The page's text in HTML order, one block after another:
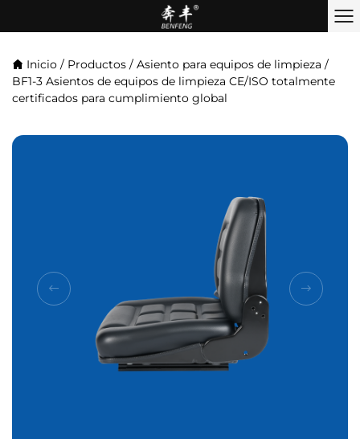
Inicio / Productos / Asiento para equipos de limpieza /
BF1-3 Asientos de equipos de limpieza CE/ISO totalmente
certificados para cumplimiento global